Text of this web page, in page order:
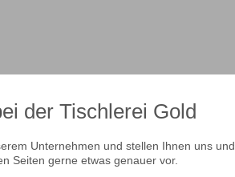
der Tischlerei Gold
Unternehmen und stellen Ihnen uns und
Seiten gerne etwas genauer vor.